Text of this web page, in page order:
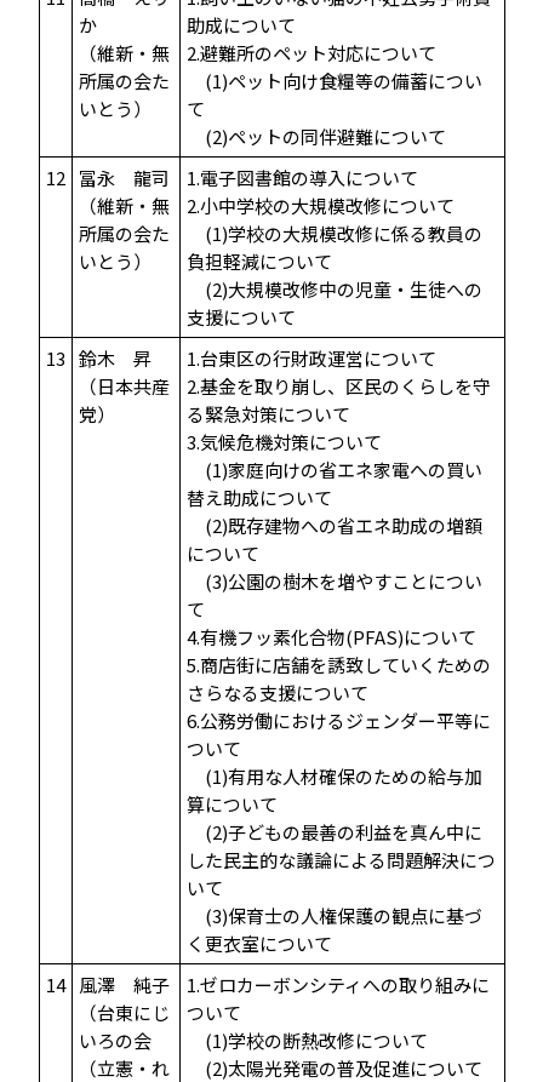
か
（維新・無
所属の会た
いとう）
助成について
2.避難所のペット対応について
(1)ペット向け食糧等の備蓄につい
て
(2)ペットの同伴避難について
12 冨永 龍司
（維新・無
所属の会た
いとう）
1.電子図書館の導入について
2.小中学校の大規模改修について
(1)学校の大規模改修に係る教員の
負担軽減について
(2)大規模改修中の児童・生徒への
支援について
13 鈴木 昇
（日本共産
党）
1.台東区の行財政運営について
2.基金を取り崩し、区民のくらしを守
る緊急対策について
3.気候危機対策について
(1)家庭向けの省エネ家電への買い
替え助成について
(2)既存建物への省エネ助成の増額
について
(3)公園の樹木を増やすことについ
て
4.有機フッ素化合物(PFAS)について
5.商店街に店舗を誘致していくための
さらなる支援について
6.公務労働におけるジェンダー平等に
ついて
(1)有用な人材確保のための給与加
算について
(2)子どもの最善の利益を真ん中に
した民主的な議論による問題解決につ
いて
(3)保育士の人権保護の観点に基づ
く更衣室について
14 風澤 純子
（台東にじ
いろの会
（立憲・れ
1.ゼロカーボンシティへの取り組みに
ついて
(1)学校の断熱改修について
(2)太陽光発電の普及促進について